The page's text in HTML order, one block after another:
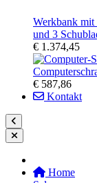
Werkbank mit
und 3
€ 1.374,45
€ 587,86
Kontakt
Home